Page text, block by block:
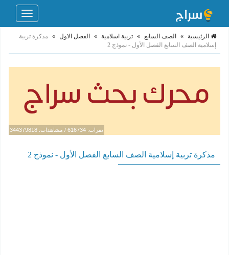
Toggle
الرئيسية » الصف السابع » تربية اسلامية » الفصل الاول » مذكرة تربية
إسلامية الصف السابع الفصل الأول - نموذج 2
نقرات: 616734 / مشاهدات: 344379818
مذكرة تربية إسلامية الصف السابع الفصل الأول - نموذج 2